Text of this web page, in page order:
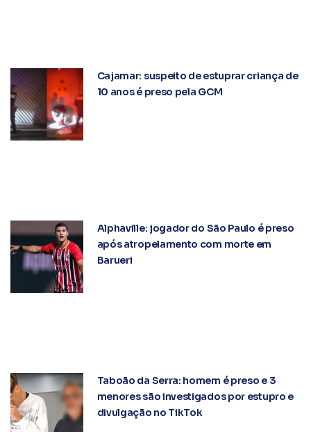
Cajamar: suspeito de estuprar criança de
10 anos é preso pela GCM
Alphaville: jogador do São Paulo é preso
após atropelamento com morte em
Barueri
Taboão da Serra: homem é preso e 3
menores são investigados por estupro e
divulgação no TikTok